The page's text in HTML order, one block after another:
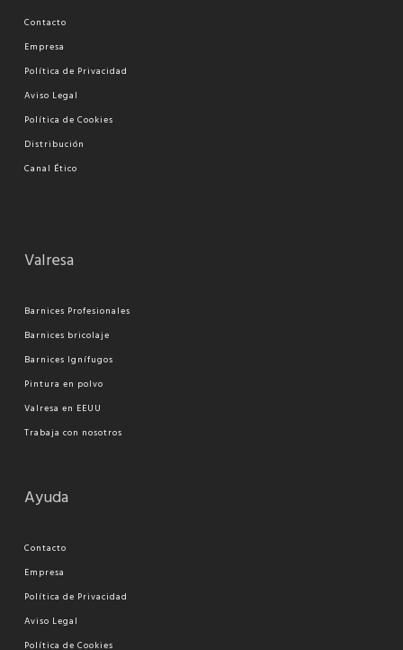
Contacto
Empresa
Política de Privacidad
Aviso Legal
Política de Cookies
Distribución
Canal Ético
Valresa
Barnices Profesionales
Barnices bricolaje
Barnices Ignífugos
Pintura en polvo
Valresa en EEUU
Trabaja con nosotros
Ayuda
Contacto
Empresa
Política de Privacidad
Aviso Legal
Política de Cookies